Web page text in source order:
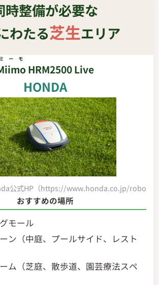
時整備が必要な
わたる芝生エリア
ミーモ
HRM2500 Live
HONDA
公式HP（https://www.honda.co.jp/robot-
おすすめの場所
モール
ン（中庭、プールサイド、レスト
ム（芝庭、散歩道、園芸療法スペ